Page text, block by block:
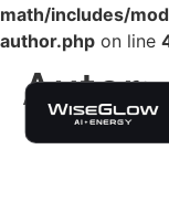
math/includes/
author.php on line
Autor: